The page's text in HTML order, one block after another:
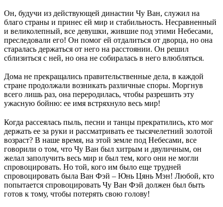
Он, будучи из действующей династии Чу Ван, служил на
благо страны и принес ей мир и стабильность. Несравненный
и великолепный, все девушки, жившие под этими Небесами,
преследовали его! Он помог ей отдалиться от дворца, но она
старалась держаться от него на расстоянии. Он решил
сблизиться с ней, но она не собиралась в него влюбляться.
Дома не прекращались правительственные дела, в каждой
стране продолжали возникать различные споры. Моргнув
всего лишь раз, она переродилась, чтобы разрешить эту
ужасную бойню: ее имя встряхнуло весь мир!
Когда рассеялась пыль, песни и танцы прекратились, кто мог
держать ее за руки и рассматривать ее тысячелетний золотой
возраст? В наше время, на этой земле под Небесами, все
говорили о том, что Чу Ван был хитрым и двуличным, он
желал заполучить весь мир и был тем, кого они не могли
спровоцировать. Но той, кого им было еще трудней
спровоцировать была Ван Фэй – Юнь Цянь Мэн! Любой, кто
попытается спровоцировать Чу Ван Фэй должен был быть
готов к тому, чтобы потерять свою голову!